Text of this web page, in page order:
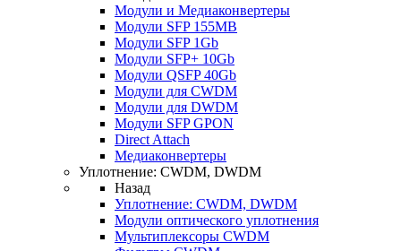
Модули и Медиаконвертеры
Модули SFP 155MB
Модули SFP 1Gb
Модули SFP+ 10Gb
Модули QSFP 40Gb
Модули для CWDM
Модули для DWDM
Модули SFP GPON
Direct Attach
Медиаконвертеры
Уплотнение: CWDM, DWDM
Назад
Уплотнение: CWDM, DWDM
Модули оптического уплотнения
Мультиплексоры CWDM